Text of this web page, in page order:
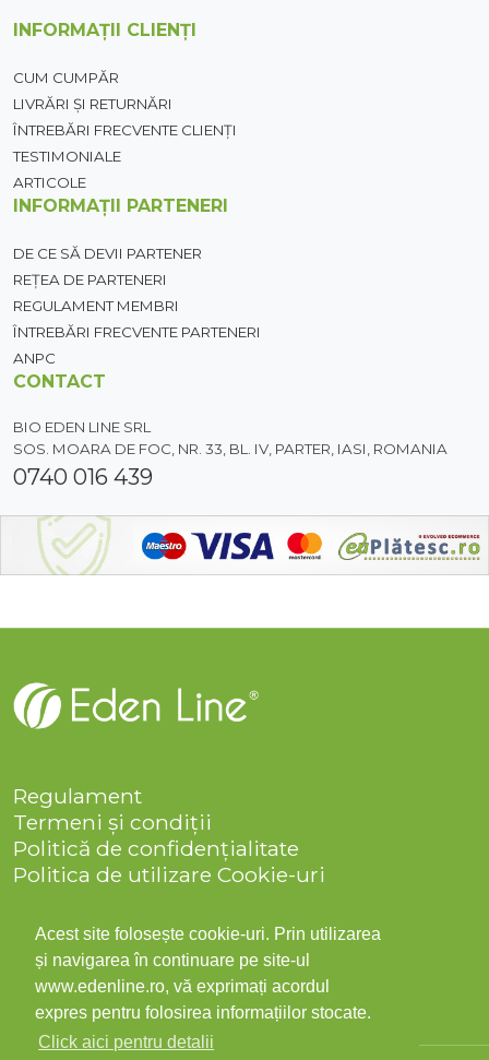
Acest site folosește cookie-uri. Prin utilizarea
și navigarea în continuare pe site-ul
www.edenline.ro, vă exprimați acordul
expres pentru folosirea informațiilor stocate.
Click aici pentru detalii
INFORMAȚII CLIENȚI
CUM CUMPĂR
LIVRĂRI ȘI RETURNĂRI
ÎNTREBĂRI FRECVENTE CLIENȚI
TESTIMONIALE
ARTICOLE
INFORMAȚII PARTENERI
DE CE SĂ DEVII PARTENER
REȚEA DE PARTENERI
REGULAMENT MEMBRI
ÎNTREBĂRI FRECVENTE PARTENERI
ANPC
CONTACT
BIO EDEN LINE SRL
SOS. MOARA DE FOC, NR. 33, BL. IV, PARTER, IASI, ROMANIA
0740 016 439
Regulament
Termeni și condiții
Politică de confidențialitate
Politica de utilizare Cookie-uri
Solicitare date personale
ANPC
Contact